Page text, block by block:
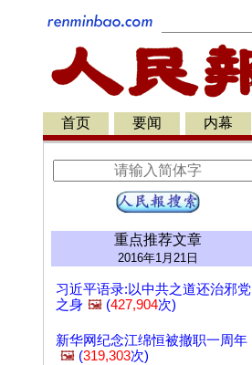
首页 要闻 内幕
重点推荐文章
2016年1月21日
习近平语录:以中共之道还治邪党
之身 🖼️ (427,904次)
新华网纪念江绵恒被撤职一周年
🖼️ (319,303次)